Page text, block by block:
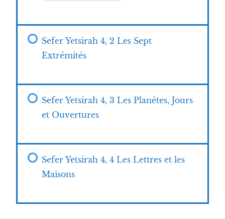
Sefer Yetsirah 4, 2 Les Sept
Extrémités
Sefer Yetsirah 4, 3 Les Planètes, Jours
et Ouvertures
Sefer Yetsirah 4, 4 Les Lettres et les
Maisons